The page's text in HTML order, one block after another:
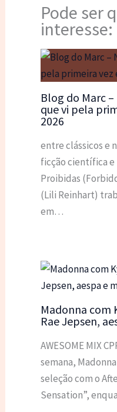
Pode ser
interesse:
Blog do Marc
que vi pela
2026
entre clássicos e
ficção científica
Proibidas
(Lili Reinhart)
em…
Madonna com
Rae Jepsen,
AWESOME MIX
semana,
seleção com o
Sensation”,